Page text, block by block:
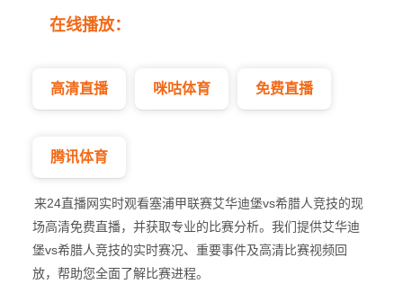
在线播放：
高清直播 咪咕体育 免费直播
腾讯体育
来24直播网实时观看塞浦甲联赛艾华迪堡vs希腊人竞技的现
场高清免费直播，并获取专业的比赛分析。我们提供艾华迪
堡vs希腊人竞技的实时赛况、重要事件及高清比赛视频回
放，帮助您全面了解比赛进程。